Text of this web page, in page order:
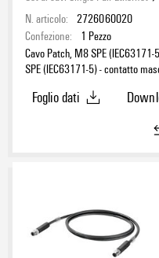
N. articolo: 2726060020
Confezione:
1 Pezzo
Cavo Patch, M8 SPE
SPE (IEC63171-5) - contatto
Foglio dati